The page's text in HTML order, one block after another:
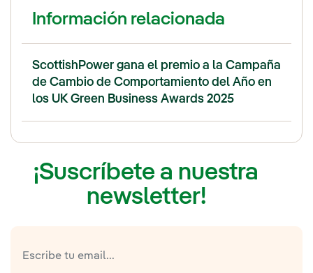
Información relacionada
ScottishPower gana el premio a la Campaña
de Cambio de Comportamiento del Año en
los UK Green Business Awards 2025
¡Suscríbete a nuestra
newsletter!